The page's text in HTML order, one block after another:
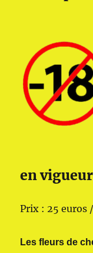
en
Prix : 25 euros
Les fleurs de